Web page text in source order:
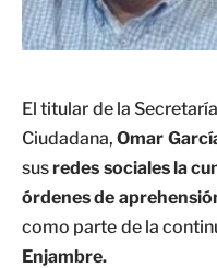
El titular de la
Ciudadana,Omar
susredes sociales la
órdenes de
como parte de la
Enjambre.